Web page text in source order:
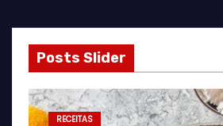
Posts Slider
RECEITAS